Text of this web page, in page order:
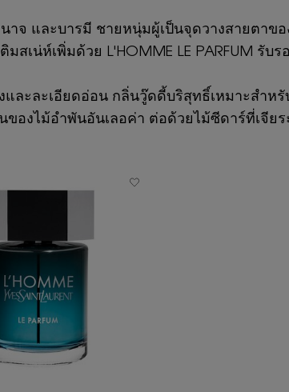
จ และบารมี ชายหนุ่มผู้เป็นจุดวางสายตาข
เน่ห์เพิ่มด้วย L'HOMME LE PARFUM รับ
และละเอียดอ่อน กลิ่นวู๊ดดี้บริสุทธิ์เหมาะสำห
งไม้อำพันอันเลอค่า ต่อด้วยไม้ซีดาร์ที่เจียร